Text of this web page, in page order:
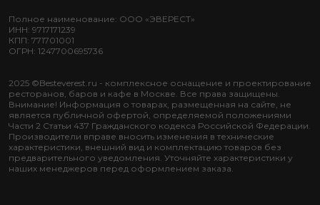
2025 ©Besteverest.ru - комплексное оснащение и проектирование
ресторанов, баров и кафе в Москве. Все права защищены.
Внимание! Информация о товарах, размещенная на сайте, не
является публичной офертой, определяемой положениями
Части 2 Статьи 437 Гражданского кодекса Российской Федерации.
Производители вправе вносить изменения в технические
характеристики, внешний вид и комплектацию товаров без
предварительного уведомления. Уточняйте характеристики у
наших менеджеров перед оформлением заказа.
Полное наименование: ООО «ЭВЕРЕСТ»
ИНН: 9717171239
КПП: 771701001
ОГРН: 1247700695736